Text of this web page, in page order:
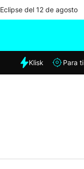
Eclipse del 12 de agosto
Klisk Para ti